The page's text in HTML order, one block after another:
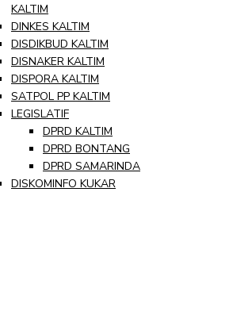
KALTIM
DINKES KALTIM
DISDIKBUD KALTIM
DISNAKER KALTIM
DISPORA KALTIM
SATPOL PP KALTIM
LEGISLATIF
DPRD KALTIM
DPRD BONTANG
DPRD SAMARINDA
DISKOMINFO KUKAR